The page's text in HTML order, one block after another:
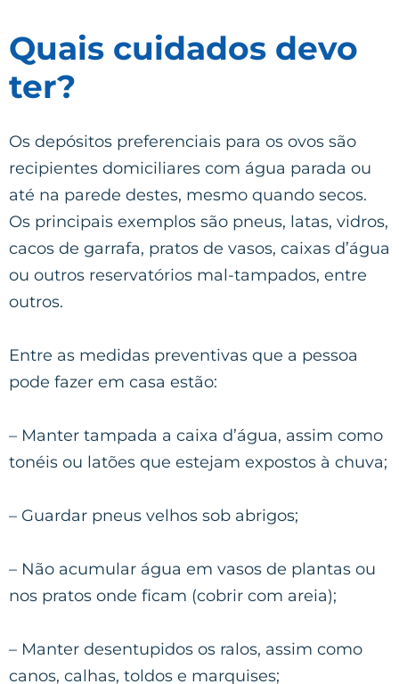
Quais cuidados devo
ter?
Os depósitos preferenciais para os ovos são
recipientes domiciliares com água parada ou
até na parede destes, mesmo quando secos.
Os principais exemplos são pneus, latas, vidros,
cacos de garrafa, pratos de vasos, caixas d’água
ou outros reservatórios mal-tampados, entre
outros.
Entre as medidas preventivas que a pessoa
pode fazer em casa estão:
– Manter tampada a caixa d’água, assim como
tonéis ou latões que estejam expostos à chuva;
– Guardar pneus velhos sob abrigos;
– Não acumular água em vasos de plantas ou
nos pratos onde ficam (cobrir com areia);
– Manter desentupidos os ralos, assim como
canos, calhas, toldos e marquises;